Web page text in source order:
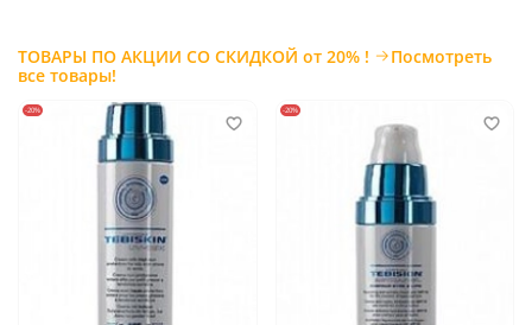
ТОВАРЫ ПО АКЦИИ СО СКИДКОЙ от 20% !
Посмотреть
все товары!
-20% -20%